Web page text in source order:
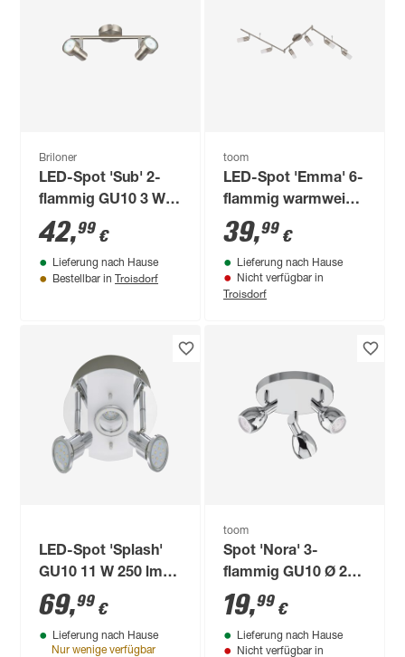
Briloner
LED-Spot 'Sub' 2-
flammig GU10 3 W
250 lm warmweiß 12
x 8 x 27,5 cm
42,99 €
Lieferung nach Hause
Bestellbar in Troisdorf
toom
LED-Spot 'Emma' 6-
flammig warmweiß
Ø 10,6 x 170 x 13 cm
39,99 €
Lieferung nach Hause
Nicht verfügbar in
Troisdorf
LED-Spot 'Splash'
GU10 11 W 250 lm
warmweiß Ø 20 x
11,5 cm
69,99 €
Lieferung nach Hause
Nur wenige verfügbar
toom
Spot 'Nora' 3-
flammig GU10 Ø 21
x 13,5 cm
19,99 €
Lieferung nach Hause
Nicht verfügbar in